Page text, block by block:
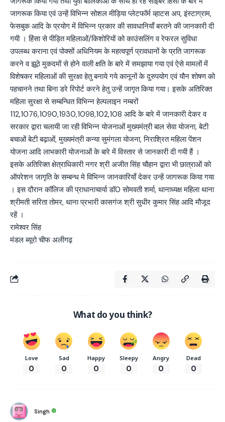
जागरूक किया एवं उन्हें विभिन्न सोशल मीड़िया प्लेटफॉर्म व्हाटस अप, इंस्टाग्राम,
फेसबुक आदि के प्रयोग में विभिन्न प्रकार की सावधानियाँ बरतने की जानकारी दी
गयी । हिंसा से पीड़ित महिलाओं/किशोरियों को काउंसलिंग व रेफरल सुविधा
उपलब्ध कराना एवं पोक्सों अधिनियम के महत्वपूर्ण प्रावधानों के प्रति जागरूक
करने व झूठे मुकदमों से होने वाली क्षति के बारे में समझाया गया एवं ऐसे मामलों में
विशेषकर महिलाओं की सुरक्षा हेतु बनाये गये कानूनों के दुरुपयोग एवं यौन शोषण को
पहचानने तथा बिना डरे रिपोर्ट करने हेतु उन्हें जागृत किया गया। इसके अतिरिक्त
महिला सुरक्षा से सम्बन्धित विभिन्न हेल्पलाइन नम्बरों
112,1076,1090,1930,1098,102,108 आदि के बारे में जानकारी देकर व
सरकार द्वारा चलायी जा रही विभिन्न योजनाओं मुख्यमंत्री बाल सेवा योजना, बेटी
बचाओं बेटी बढ़ाओं, मुख्यमंत्री कन्या सुमंगला योजना, निराश्रित महिला पेंशन
योजना आदि लाभकारी योजनाओं के बारे में विस्तार से जानकारी दी गयी हैं ।
इसके अतिरिक्त क्षेत्राधिकारी नगर श्री अजीत सिंह चौहान द्वारा भी छात्राओं को
ऑपरेशन जागृति के सम्बन्ध मे विभिन्न जानकारियाँ देकर उन्हें जागरूक किया गया
। इस दौरान कॉलिज की प्राधानाचार्या डॉ0 सोमवती शर्मा, थानाध्यक्ष महिला थाना
श्रीमती सरिता तोमर, थाना प्रभारी कासगंज श्री सुधीर कुमार सिंह आदि मौजूद
रहें ।
रामेश्वर सिंह
मंडल ब्यूरो चीफ अलीगढ़
What do you think?
Love
0
Sad
0
Happy
0
Sleepy
0
Angry
0
Dead
0
Singh